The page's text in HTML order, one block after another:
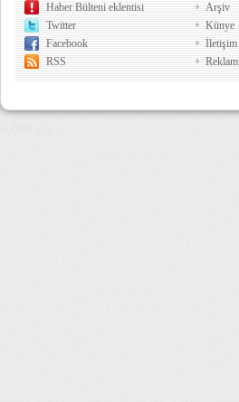
Haber Bülteni eklentisi
Twitter
Facebook
RSS
Arşiv
Künye
İletişim
Reklam